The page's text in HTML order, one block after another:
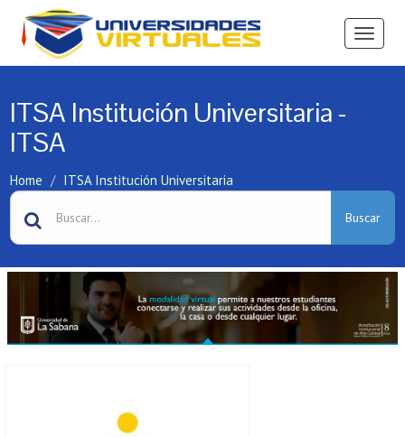
Ver
ITSA Institución Universitaria -
ITSA
Home ITSA Institución Universitaria
Buscar